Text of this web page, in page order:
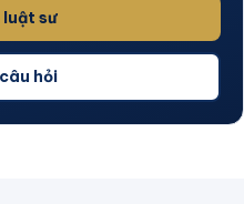
luật sư
hỏi